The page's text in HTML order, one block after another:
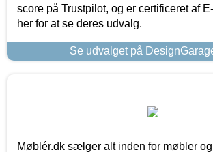
score på Trustpilot, og er certificeret af
her for at se deres udvalg.
Se udvalget på
Møblér.dk sælger alt inden for møbler og